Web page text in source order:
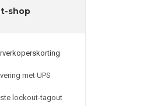
shop
met UPS
lockout-tagout